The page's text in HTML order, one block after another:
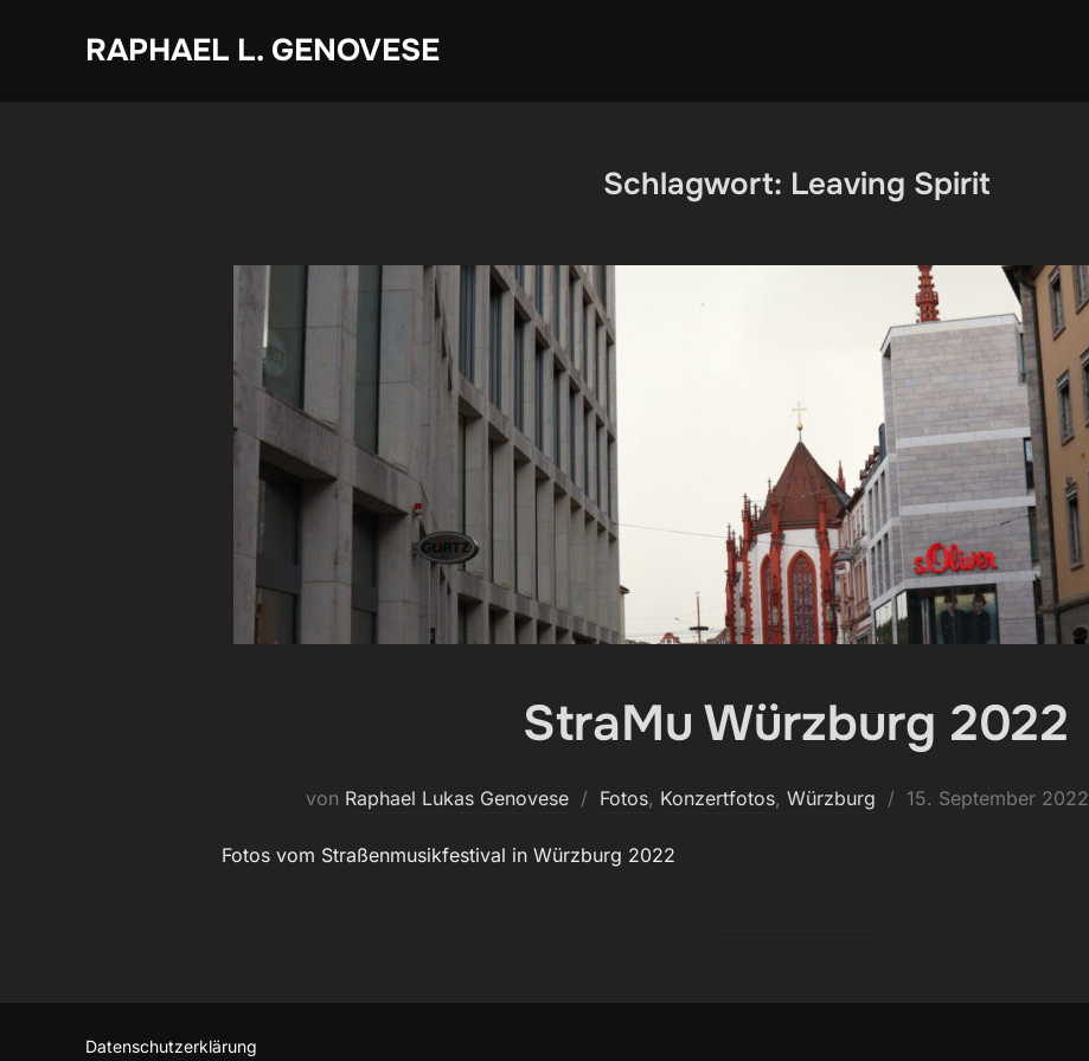
RAPHAEL L. GENOVESE
Schlagwort: Leaving Spirit
StraMu Würzburg 2022
von Raphael Lukas Genovese Fotos, Konzertfotos, Würzburg
Veröffentlicht
15. September 2022
Fotos vom Straßenmusikfestival in Würzburg 2022
Datenschutzerklärung